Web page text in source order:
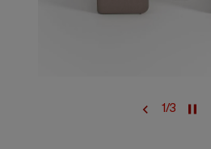
1/3